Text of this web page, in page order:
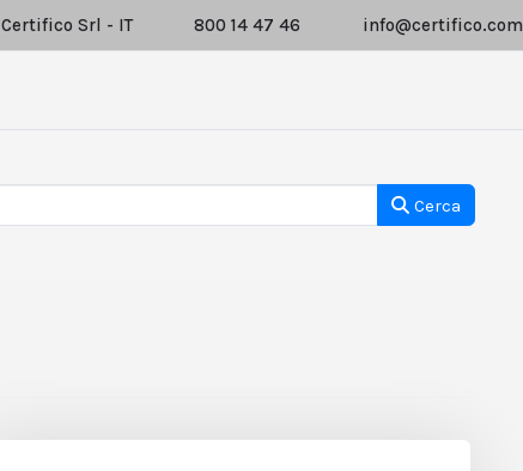
Certifico Srl - IT 800 14 47 46 info@certifico.com
Cerca